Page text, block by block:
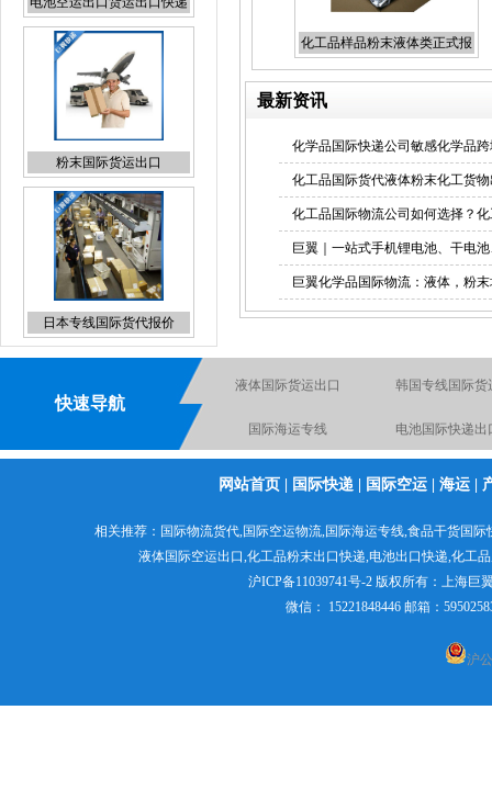
日本专线国际货代报价
UPS上海直飞国际快递折扣
报价
化工品样品粉末液体类正式报
最新资讯
化学品国际快递公司敏感化学品
化工品国际货代液体粉末化工货
化工品国际物流公司如何选择？
巨翼｜一站式手机锂电池、干电
巨翼化学品国际物流：液体，粉
快速导航
海运包裹出口货运 国际海运专线
DHL上海直飞国际快递折
扣报价
国际物流空运到英
化学品出口货运代理 电池空运出口货运
粉末国际快递 液体国际货运出
网站首页 国际快递 国际空运 海运
相关推荐： 国际物流货代,国际空运物流,国际海运专线,食品干货国际
液体国际空运出口,化工品粉末出口快递,电池出口快递,化工
沪ICP备11039741号-2 版权所有： 上海巨
微信： 15221848446 邮箱：
沪